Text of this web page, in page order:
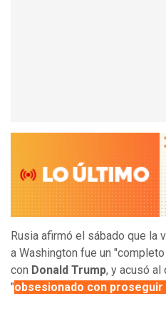
Rusia afirmó el sábado que la
a Washington fue un
con Donald Trump, y acusó al
"obsesionado con